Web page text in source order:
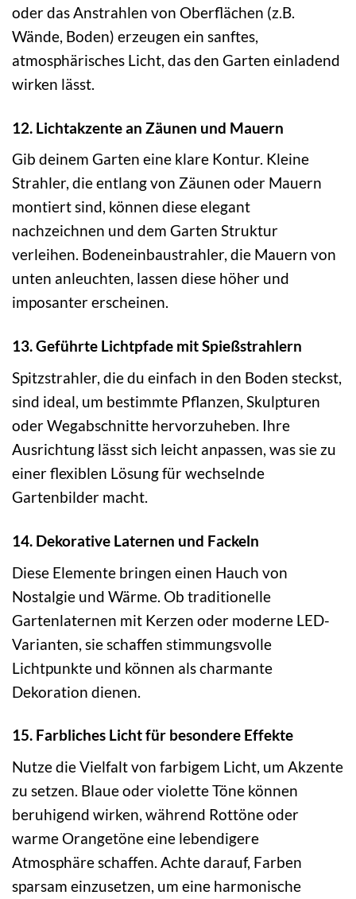
oder das Anstrahlen von Oberflächen (z.B.
Wände, Boden) erzeugen ein sanftes,
atmosphärisches Licht, das den Garten einladend
wirken lässt.
12. Lichtakzente an Zäunen und Mauern
Gib deinem Garten eine klare Kontur. Kleine
Strahler, die entlang von Zäunen oder Mauern
montiert sind, können diese elegant
nachzeichnen und dem Garten Struktur
verleihen. Bodeneinbaustrahler, die Mauern von
unten anleuchten, lassen diese höher und
imposanter erscheinen.
13. Geführte Lichtpfade mit Spießstrahlern
Spitzstrahler, die du einfach in den Boden steckst,
sind ideal, um bestimmte Pflanzen, Skulpturen
oder Wegabschnitte hervorzuheben. Ihre
Ausrichtung lässt sich leicht anpassen, was sie zu
einer flexiblen Lösung für wechselnde
Gartenbilder macht.
14. Dekorative Laternen und Fackeln
Diese Elemente bringen einen Hauch von
Nostalgie und Wärme. Ob traditionelle
Gartenlaternen mit Kerzen oder moderne LED-
Varianten, sie schaffen stimmungsvolle
Lichtpunkte und können als charmante
Dekoration dienen.
15. Farbliches Licht für besondere Effekte
Nutze die Vielfalt von farbigem Licht, um Akzente
zu setzen. Blaue oder violette Töne können
beruhigend wirken, während Rottöne oder
warme Orangetöne eine lebendigere
Atmosphäre schaffen. Achte darauf, Farben
sparsam einzusetzen, um eine harmonische